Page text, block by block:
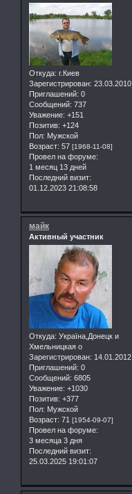
Откуда: г.Киев
Зарегистрирован: 23.03.2010
Приглашений: 0
Сообщений: 737
Уважение: +151
Позитив: +124
Пол: Мужской
Возраст: 57 [1968-11-08]
Провел на форуме:
1 месяц 13 дней
Последний визит:
01.12.2023 21:08:58
майк
Активный участник
Откуда: Україна,Донецк и
Хмельницкая о
Зарегистрирован: 14.01.2012
Приглашений: 0
Сообщений: 6805
Уважение: +1030
Позитив: +377
Пол: Мужской
Возраст: 71 [1954-09-07]
Провел на форуме:
3 месяца 3 дня
Последний визит:
25.03.2025 19:01:07